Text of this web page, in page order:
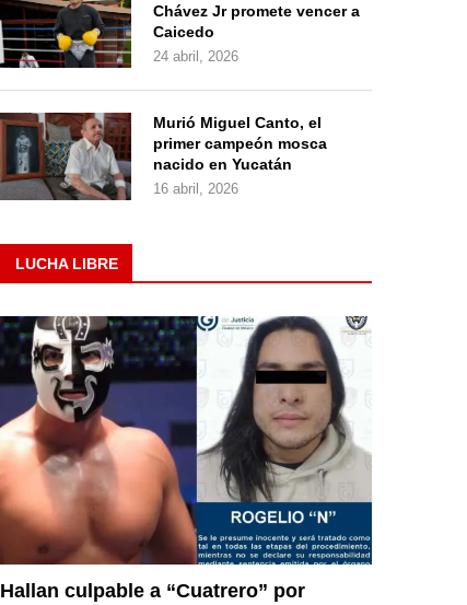
Chávez Jr promete vencer a
Caicedo
24 abril, 2026
Murió Miguel Canto, el
primer campeón mosca
nacido en Yucatán
16 abril, 2026
LUCHA LIBRE
Hallan culpable a “Cuatrero” por